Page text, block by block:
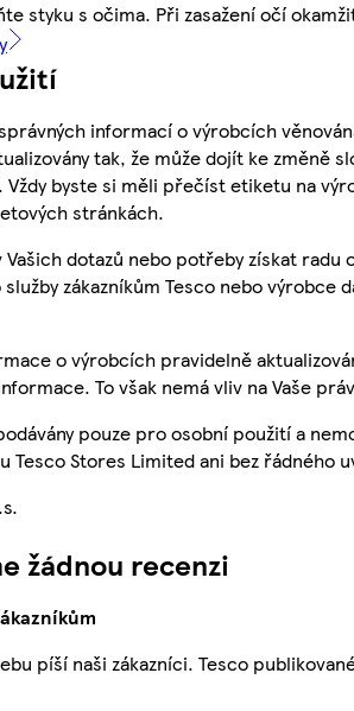
styku s očima. Při zasažení očí
informací o výrobcích
tak, že může dojít ke změně
byste si měli přečíst etiketu na
stránkách.
dotazů nebo potřeby získat radu
zákazníkům Tesco nebo výrobce
o výrobcích pravidelně
To však nemá vliv na Vaše
pouze pro osobní použití a
Tesco Stores Limited ani bez řádného
žádnou recenzi
píší naši zákazníci. Tesco